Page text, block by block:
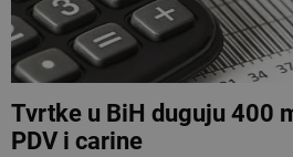
Tvrtke u BiH duguju 400
PDV i carine